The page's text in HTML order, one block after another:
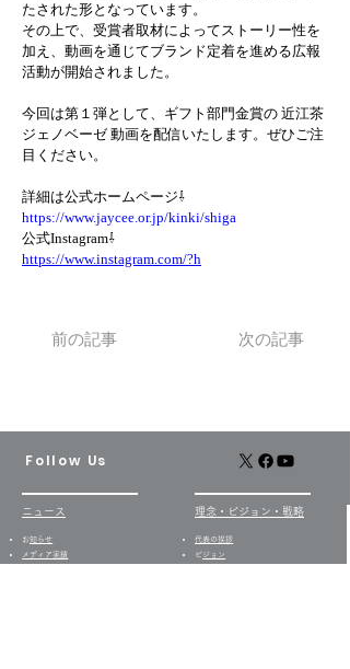
たされた形となっています。
その上で、受賞者取材によってストーリー性を
加え、動画を通じてブランド定着を進める広報
活動が開始されました。
今回は第１弾として、ギフト部門金賞の 近江茶
ジェノベーゼ 動画を配信いたします。ぜひご注
目ください。
詳細は公式ホームページ⇩
https://www.jaycee.or.jp/kinki/shiga
公式Instagram⇩
https://www.instagram.com/?h
前の記事 次の記事
Follow Us
ニュース
​お知らせ
​​メディア実績
​理念・ビジョン・戦略
代表の挨拶
​ビジョン